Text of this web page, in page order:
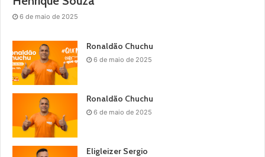
6 de maio de 2025
Ronaldão Chuchu
6 de maio de 2025
Ronaldão Chuchu
6 de maio de 2025
Eligleizer Sergio